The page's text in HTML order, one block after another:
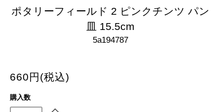
ポタリーフィールド 2 ピンクチンツ パン
皿 15.5cm
5a194787
660円(税込)
購入数